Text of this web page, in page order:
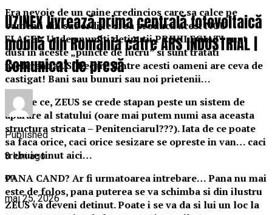
Era nevoie de un caine credincios care sa calce pe
oamenii din subordine si sa produca acest NOU
FLAGEL. Unde anumiti detinutii PRIVILEGIATI sunt
dusi in aceste „puncte de lucru” si sunt tratati
preferential. Si fiecare dintre acesti oameni are ceva de
castigat! Bani sau bunuri sau noi prietenii…
Iata de ce, ZEUS se crede stapan peste un sistem de
aparare al statului (oare mai putem numi asa aceasta
structura stricata – Penitenciarul???). Iata de ce poate
sa faca orice, caci orice sesizare se opreste in van… caci
trebuie tinut aici…
PANA CAND? Ar fi urmatoarea intrebare… Pana nu mai
este de folos, pana puterea se va schimba si din ilustru
ZEUS va deveni detinut. Poate i se va da si lui un loc la
UZINEX livrează prima centrală fotovoltaică
mobilă din România către ARS INDUSTRIAL |
Comunicat de presă
Published
3 luni ago
on
mai 25, 2026